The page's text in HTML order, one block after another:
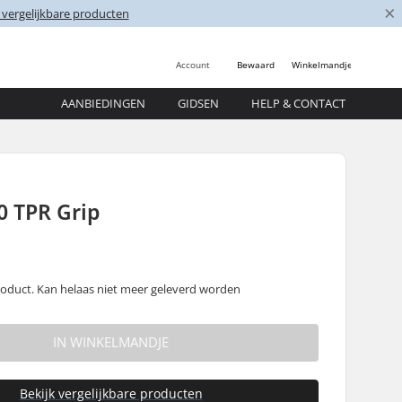
producten ×
Winkelmandje
Bewaard
Account
AANBIEDINGEN GIDSEN HELP & CONTACT
TPR Grip
Kan helaas niet meer geleverd worden
IN WINKELMANDJE
Bekijk vergelijkbare producten